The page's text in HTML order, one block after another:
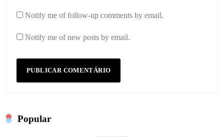
Notify me of follow-up comments by email.
Notify me of new posts by email.
Popular